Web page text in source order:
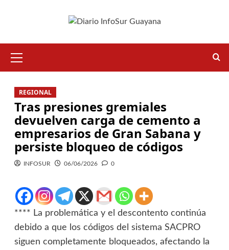
REGIONAL
Tras presiones gremiales
devuelven carga de cemento a
empresarios de Gran Sabana y
persiste bloqueo de códigos
INFOSUR 06/06/2026 0
**** La problemática y el descontento continúa
debido a que los códigos del sistema SACPRO
siguen completamente bloqueados, afectando la